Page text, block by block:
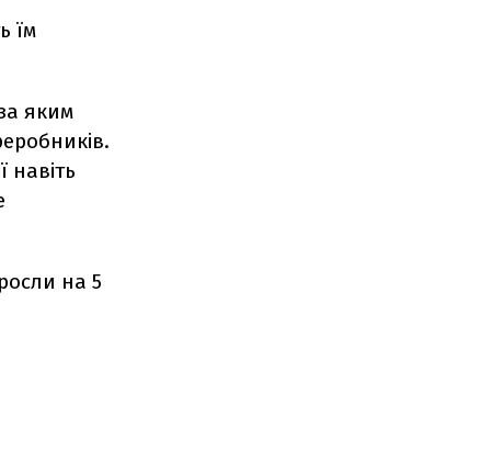
їм
яким
навіть
на 5